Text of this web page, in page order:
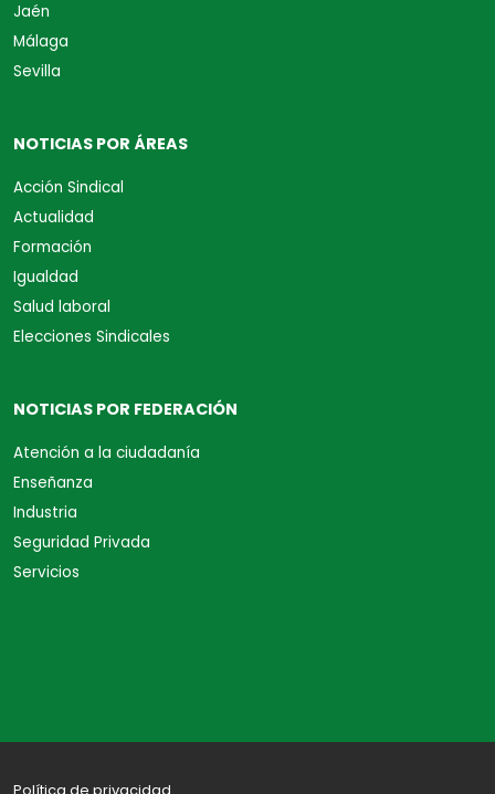
Jaén
Málaga
Sevilla
NOTICIAS POR ÁREAS
Acción Sindical
Actualidad
Formación
Igualdad
Salud laboral
Elecciones Sindicales
NOTICIAS POR FEDERACIÓN
Atención a la ciudadanía
Enseñanza
Industria
Seguridad Privada
Servicios